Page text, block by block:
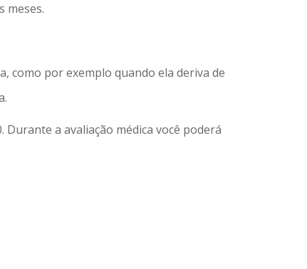
meses.
como por exemplo quando ela deriva de
Durante a avaliação médica você poderá